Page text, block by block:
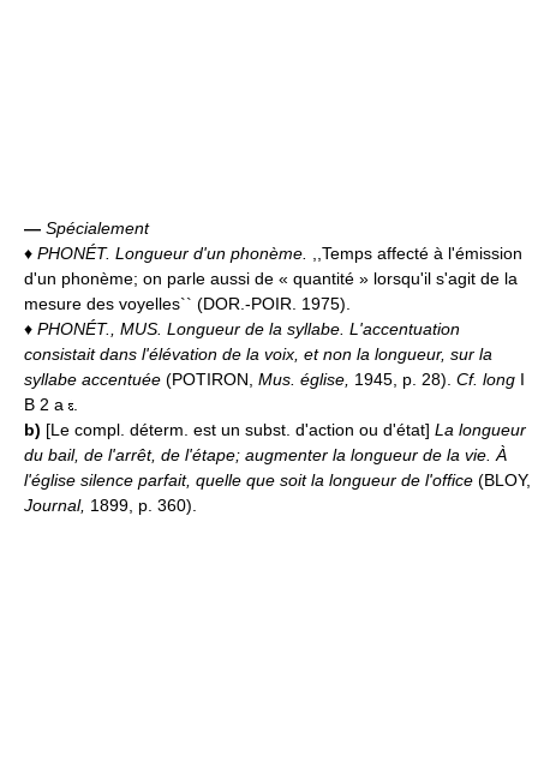
— Spécialement
♦ PHONÉT. Longueur d'un phonème.
,,Temps affecté à l'émission
d'un phonème; on parle aussi de « quantité » lorsqu'il s'agit de la
mesure des voyelles`` (DOR.-POIR. 1975).
♦ PHONÉT., MUS. Longueur de la syllabe. L'accentuation
consistait dans l'élévation de la voix, et non la longueur, sur la
syllabe accentuée (POTIRON, Mus. église, 1945, p. 28). Cf. long I
B 2 a
b) [Le compl. déterm. est un subst. d'action ou d'état] La longueur
du bail, de l'arrêt, de l'étape; augmenter la longueur de la vie. À
l'église silence parfait, quelle que soit la longueur de l'office (BLOY,
Journal, 1899, p. 360).